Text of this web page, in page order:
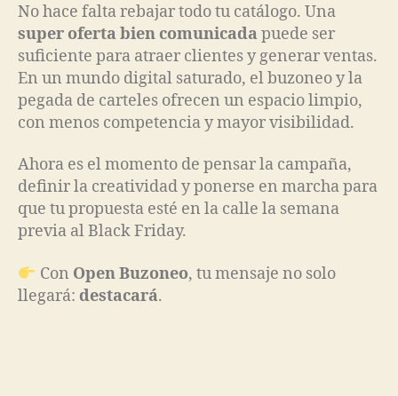
No hace falta rebajar todo tu catálogo. Una
super oferta bien comunicadapuede ser
suficiente para atraer clientes y generar ventas.
En un mundo digital saturado, el buzoneo y la
pegada de carteles ofrecen un espacio limpio,
con menos competencia y mayor visibilidad.
Ahora es el momento de pensar la campaña,
definir la creatividad y ponerse en marcha para
que tu propuesta esté en la calle la semana
previa al Black Friday.
Con Open Buzoneo, tu mensaje no solo
llegará: destacará.